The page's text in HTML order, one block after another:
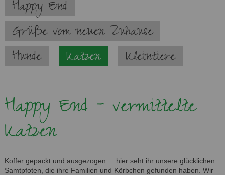
überspringen
Happy End
Grüße vom neuen Zuhause
Hunde
Katzen Kleintiere
Happy End - vermittelte
Katzen
Koffer gepackt und ausgezogen ... hier seht ihr unsere glücklichen
Samtpfoten, die ihre Familien und Körbchen gefunden haben. Wir